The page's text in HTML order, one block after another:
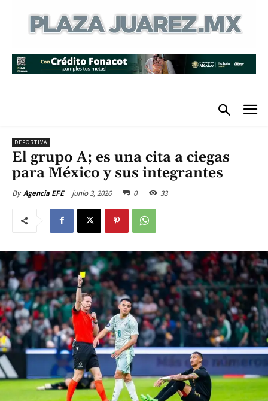
DEPORTIVA
El grupo A; es una cita a ciegas
para México y sus integrantes
By Agencia EFE junio 3, 2026 0 33